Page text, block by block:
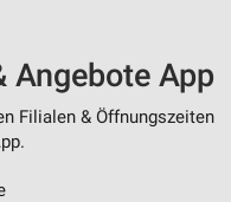
Angebote App
Filialen & Öffnungszeiten